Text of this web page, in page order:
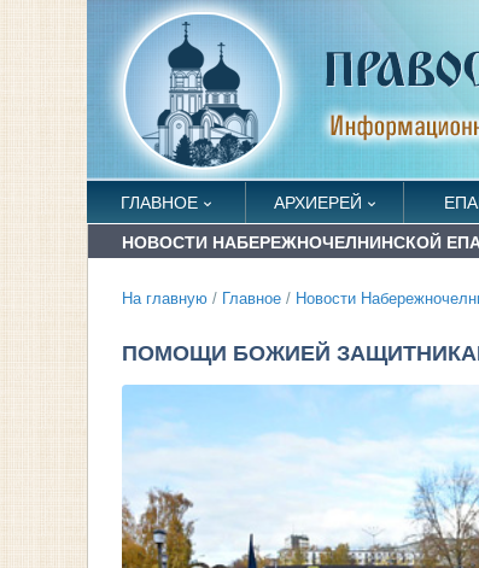
ГЛАВНОЕ АРХИЕРЕЙ
НОВОСТИ НАБЕРЕЖНОЧЕЛНИНСКОЙ
На главную / Главное / Новости
ПОМОЩИ БОЖИЕЙ